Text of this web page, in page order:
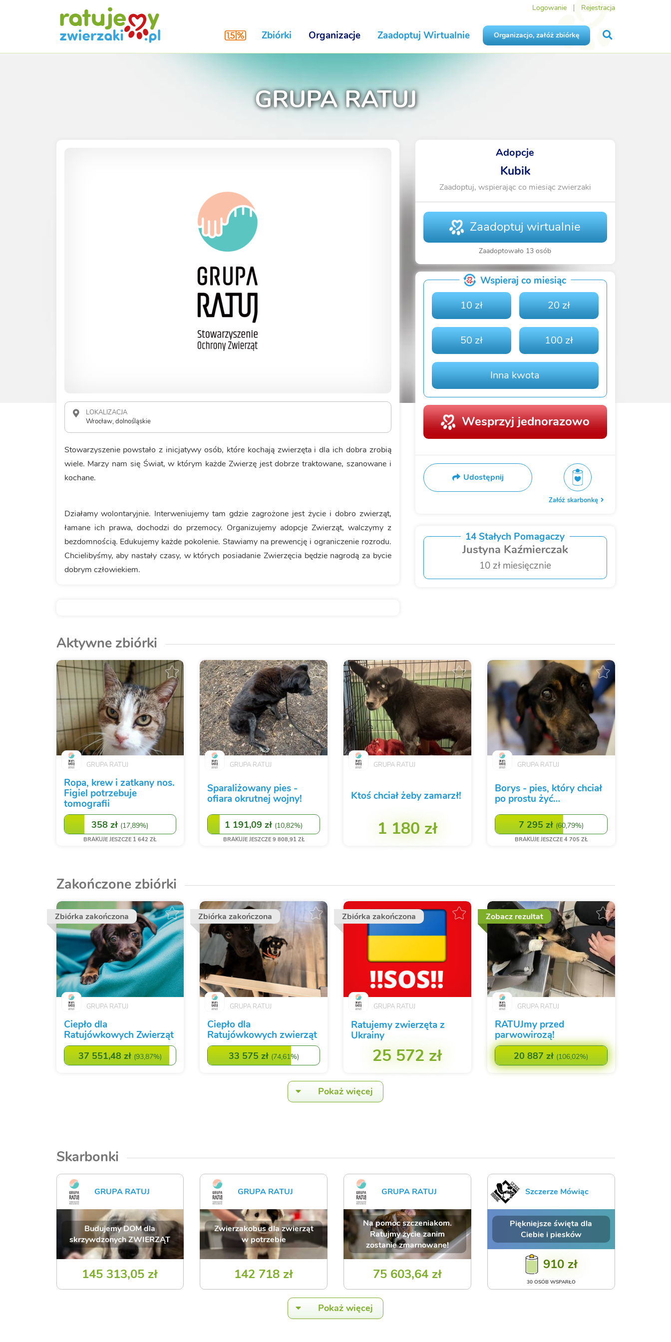
Logowanie Rejestracja
Zbiórki Organizacje Zaadoptuj Wirtualnie Organizacjo, załóż zbiórkę
GRUPA RATUJ
LOKALIZACJA
Wrocław, dolnośląskie
Stowarzyszenie powstało z inicjatywy osób, które kochają zwierzęta i dla ich dobra zrobią
wiele. Marzy nam się Świat, w którym każde Zwierzę jest dobrze traktowane, szanowane i
kochane.
Działamy wolontaryjnie. Interweniujemy tam gdzie zagrożone jest życie i dobro zwierząt,
łamane ich prawa, dochodzi do przemocy. Organizujemy adopcje Zwierząt, walczymy z
bezdomnością. Edukujemy każde pokolenie. Stawiamy na prewencję i ograniczenie rozrodu.
Chcielibyśmy, aby nastały czasy, w których posiadanie Zwierzęcia będzie nagrodą za bycie
dobrym człowiekiem.
Adopcje
Kubik
Zaadoptuj, wspierając co miesiąc zwierzaki
Zaadoptuj wirtualnie
Zaadoptowało 13 osób
Wspieraj co miesiąc
10 zł 20 zł
50 zł 100 zł
Inna kwota
Wesprzyj jednorazowo
Udostępnij
Załóż skarbonkę
14 Stałych Pomagaczy
Justyna Kaźmierczak
10 zł miesięcznie
Aktywne zbiórki
GRUPA RATUJ
Ropa, krew i zatkany nos.
Figiel potrzebuje
tomografii
358 zł (17,89%)
BRAKUJE JESZCZE 1 642 ZŁ
GRUPA RATUJ
Sparaliżowany pies -
ofiara okrutnej wojny!
1 191,09 zł (10,82%)
BRAKUJE JESZCZE 9 808,91 ZŁ
GRUPA RATUJ
Ktoś chciał żeby zamarzł!
1 180 zł
GRUPA RATUJ
Borys - pies, który chciał
po prostu żyć…
7 295 zł (60,79%)
BRAKUJE JESZCZE 4 705 ZŁ
Zakończone zbiórki
Zbiórka zakończona
GRUPA RATUJ
Ciepło dla
Ratujówkowych Zwierząt
37 551,48 zł (93,87%)
Zbiórka zakończona
GRUPA RATUJ
Ciepło dla
Ratujówkowych zwierząt
33 575 zł (74,61%)
Zbiórka zakończona
GRUPA RATUJ
Ratujemy zwierzęta z
Ukrainy
25 572 zł
Zobacz rezultat
GRUPA RATUJ
RATUJmy przed
parwowirozą!
20 887 zł (106,02%)
Pokaż więcej
Skarbonki
GRUPA RATUJ
Budujemy DOM dla
skrzywdzonych ZWIERZĄT
145 313,05 zł
GRUPA RATUJ
Zwierzakobus dla zwierząt
w potrzebie
142 718 zł
GRUPA RATUJ
Na pomoc szczeniakom.
Ratujmy życie zanim
zostanie zmarnowane!
75 603,64 zł
Szczerze Mówiąc
Piękniejsze święta dla
Ciebie i piesków
910 zł
30 OSÓB WSPARŁO
Pokaż więcej